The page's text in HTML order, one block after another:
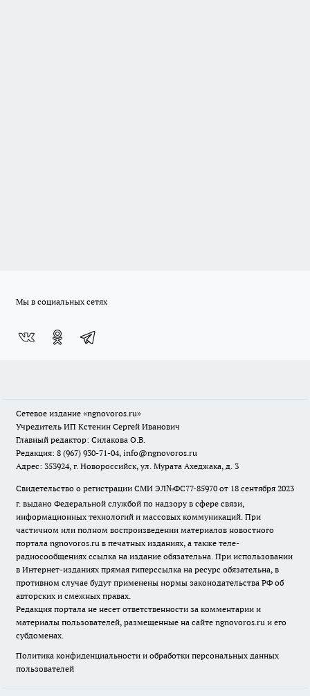
Мы в социальных сетях
Сетевое издание «ngnovoros.ru»
Учредитель ИП Кстенин Сергей Иванович
Главный редактор: Силакова О.В.
Редакция: 8 (967) 930-71-04, info@ngnovoros.ru
Адрес: 353924, г. Новороссийск, ул. Мурата Ахеджака, д. 3
Свидетельство о регистрации СМИ ЭЛ№ФС77-85970 от 18 сентября 2023
г. выдано Федеральной службой по надзору в сфере связи,
информационных технологий и массовых коммуникаций. При
частичном или полном воспроизведении материалов новостного
портала ngnovoros.ru в печатных изданиях, а также теле-
радиосообщениях ссылка на издание обязательна. При использовании
в Интернет-изданиях прямая гиперссылка на ресурс обязательна, в
противном случае будут применены нормы законодательства РФ об
авторских и смежных правах.
Редакция портала не несет ответственности за комментарии и
материалы пользователей, размещенные на сайте ngnovoros.ru и его
субдоменах.
Политика конфиденциальности и обработки персональных данных
пользователей